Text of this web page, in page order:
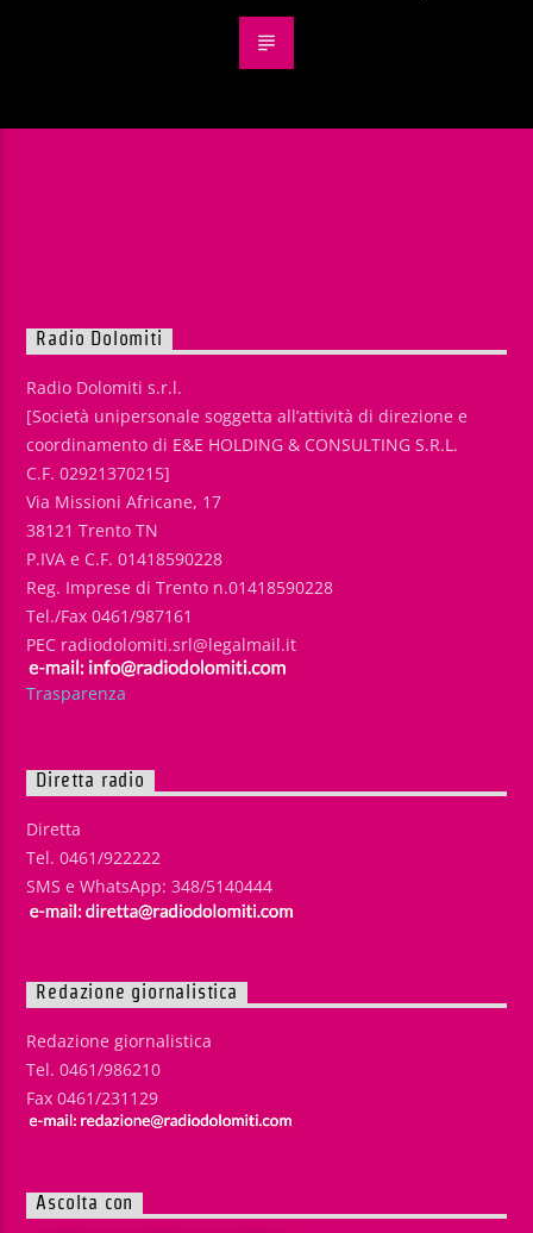
Radio Dolomiti
Radio Dolomiti s.r.l.
[Società unipersonale soggetta all’attività di direzione e
coordinamento di E&E HOLDING & CONSULTING S.R.L.
C.F. 02921370215]
Via Missioni Africane, 17
38121 Trento TN
P.IVA e C.F. 01418590228
Reg. Imprese di Trento n.01418590228
Tel./Fax 0461/987161
PEC radiodolomiti.srl@legalmail.it
Trasparenza
Diretta radio
Diretta
Tel. 0461/922222
SMS e WhatsApp: 348/5140444
Redazione giornalistica
Redazione giornalistica
Tel. 0461/986210
Fax 0461/231129
Ascolta con